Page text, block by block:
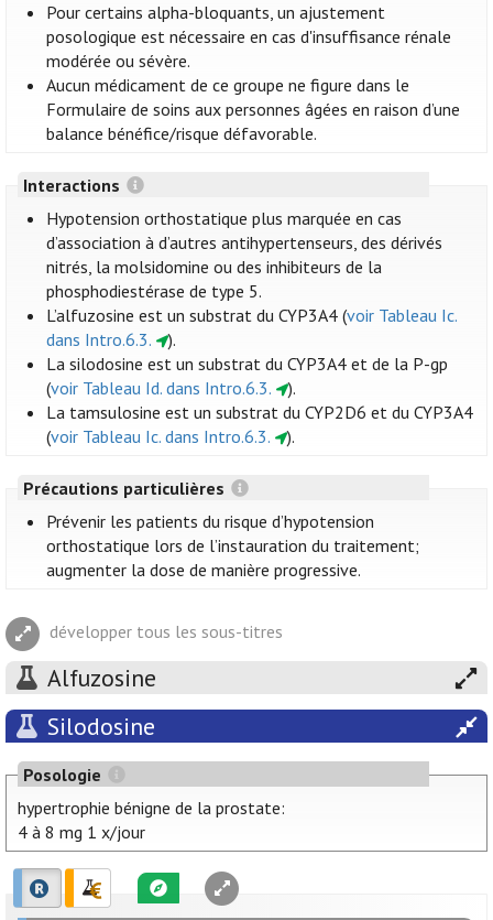
Pour certains alpha-bloquants, un ajustement
posologique est nécessaire en cas d'insuffisance rénale
modérée ou sévère.
Aucun médicament de ce groupe ne figure dans le
Formulaire de soins aux personnes âgées en raison d’une
balance bénéfice/risque défavorable.
Interactions
Hypotension orthostatique plus marquée en cas
d’association à d’autres antihypertenseurs, des dérivés
nitrés, la molsidomine ou des inhibiteurs de la
phosphodiestérase de type 5.
L’alfuzosine est un substrat du CYP3A4 (voir Tableau Ic.
dans Intro.6.3.
).
La silodosine est un substrat du CYP3A4 et de la P-gp
(voir Tableau Id. dans Intro.6.3.
).
La tamsulosine est un substrat du CYP2D6 et du CYP3A4
(voir Tableau Ic. dans Intro.6.3. ).
Précautions particulières
Prévenir les patients du risque d’hypotension
orthostatique lors de l’instauration du traitement;
augmenter la dose de manière progressive.
développer tous les sous-titres
Alfuzosine
Silodosine
Posologie
hypertrophie bénigne de la prostate:
4 à 8 mg 1 x/jour